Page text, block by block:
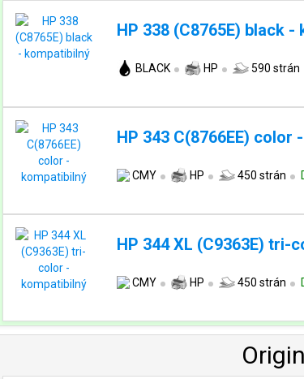
HP 338 (C8765E) black -
BLACK HP 590 strán
HP 343 C(8766EE) color
CMY HP 450 strán
HP 344 XL (C9363E) tri-
CMY HP 450 strán